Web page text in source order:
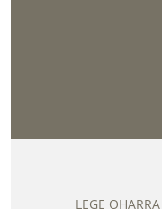
LEGE OHARRA